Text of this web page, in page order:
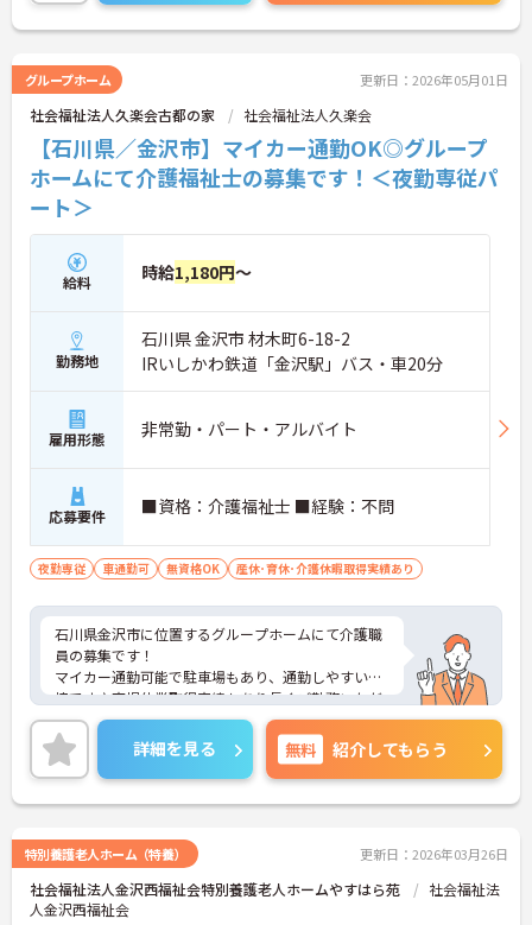
グループホーム 更新日：2026年05月01日
社会福祉法人久楽会古都の家 社会福祉法人久楽会
【石川県／金沢市】マイカー通勤OK◎グループ
ホームにて介護福祉士の募集です！＜夜勤専従パ
ート＞
給料 時給1,180円～
勤務地
石川県 金沢市 材木町6-18-2
IRいしかわ鉄道「金沢駅」バス・車20分
雇用形態 非常勤・パート・アルバイト
応募要件 ■資格：介護福祉士 ■経験：不問
夜勤専従 車通勤可 無資格OK 産休･育休･介護休暇取得実績あり
石川県金沢市に位置するグループホームにて介護職
員の募集です！
マイカー通勤可能で駐車場もあり、通勤しやすい環
境です♪育児休業取得実績もあり長くご勤務いただ
けます。
ご興味のある方には、面接対策ポイントなど、さら
に詳細をご案内しますのでお気軽にご相談くださ
い！
詳細を見る 無料 紹介してもらう
特別養護老人ホーム（特養） 更新日：2026年03月26日
社会福祉法人金沢西福祉会特別養護老人ホームやすはら苑
社会福祉法
人金沢西福祉会